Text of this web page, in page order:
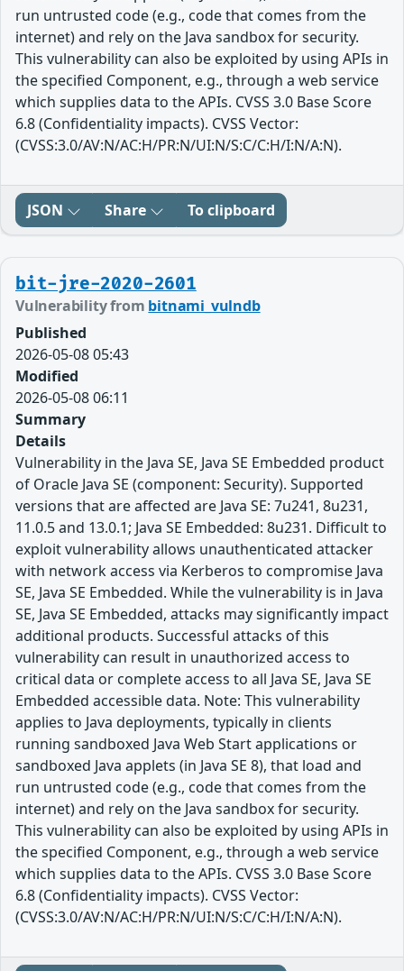
run untrusted code (e.g., code that comes from the
internet) and rely on the Java sandbox for security.
This vulnerability can also be exploited by using APIs in
the specified Component, e.g., through a web service
which supplies data to the APIs. CVSS 3.0 Base Score
6.8 (Confidentiality impacts). CVSS Vector:
(CVSS:3.0/AV:N/AC:H/PR:N/UI:N/S:C/C:H/I:N/A:N).
JSON Share To clipboard
bit-jre-2020-2601
Vulnerability from bitnami_vulndb
Published
2026-05-08 05:43
Modified
2026-05-08 06:11
Summary
Details
Vulnerability in the Java SE, Java SE Embedded product
of Oracle Java SE (component: Security). Supported
versions that are affected are Java SE: 7u241, 8u231,
11.0.5 and 13.0.1; Java SE Embedded: 8u231. Difficult to
exploit vulnerability allows unauthenticated attacker
with network access via Kerberos to compromise Java
SE, Java SE Embedded. While the vulnerability is in Java
SE, Java SE Embedded, attacks may significantly impact
additional products. Successful attacks of this
vulnerability can result in unauthorized access to
critical data or complete access to all Java SE, Java SE
Embedded accessible data. Note: This vulnerability
applies to Java deployments, typically in clients
running sandboxed Java Web Start applications or
sandboxed Java applets (in Java SE 8), that load and
run untrusted code (e.g., code that comes from the
internet) and rely on the Java sandbox for security.
This vulnerability can also be exploited by using APIs in
the specified Component, e.g., through a web service
which supplies data to the APIs. CVSS 3.0 Base Score
6.8 (Confidentiality impacts). CVSS Vector:
(CVSS:3.0/AV:N/AC:H/PR:N/UI:N/S:C/C:H/I:N/A:N).